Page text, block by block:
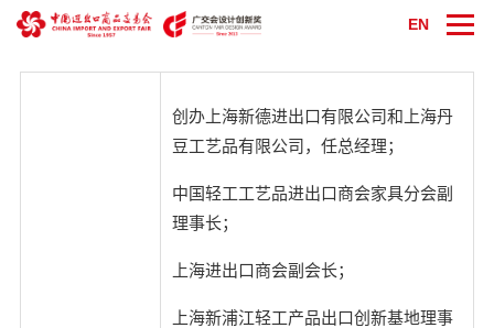
EN
创办上海新德进出口有限公司和上海丹
豆工艺品有限公司，任总经理；
中国轻工工艺品进出口商会家具分会副
理事长；
上海进出口商会副会长；
上海新浦江轻工产品出口创新基地理事